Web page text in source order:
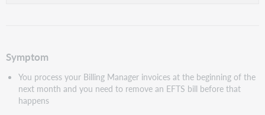
Symptom
You process your Billing Manager invoices at the beginning of the
next month and you need to remove an EFTS bill before that
happens